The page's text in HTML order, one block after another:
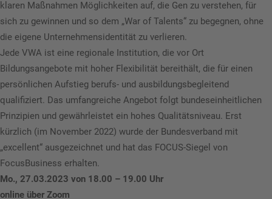
klaren Maßnahmen Möglichkeiten auf, die Gen zu verstehen, für
sich zu gewinnen und so dem „War of Talents“ zu begegnen, ohne
die eigene Unternehmensidentität zu verlieren.
Jede VWA ist eine regionale Institution, die vor Ort
Bildungsangebote mit hoher Flexibilität bereithält, die für einen
persönlichen Aufstieg berufs- und ausbildungsbegleitend
qualifiziert. Das umfangreiche Angebot folgt bundeseinheitlichen
Prinzipien und gewährleistet ein hohes Qualitätsniveau. Erst
kürzlich (im November 2022) wurde der Bundesverband mit
„excellent“ ausgezeichnet und hat das FOCUS-Siegel von
FocusBusiness erhalten.
Mo., 27.03.2023 von 18.00 – 19.00 Uhr
online über Zoom